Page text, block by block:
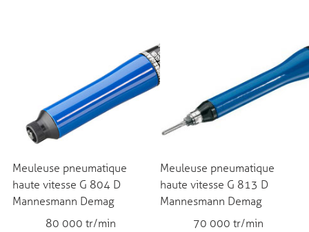
Meuleuse pneumatique
haute vitesse G 804 D
Mannesmann Demag
80 000 tr/min
Meuleuse pneumatique
haute vitesse G 813 D
Mannesmann Demag
70 000 tr/min